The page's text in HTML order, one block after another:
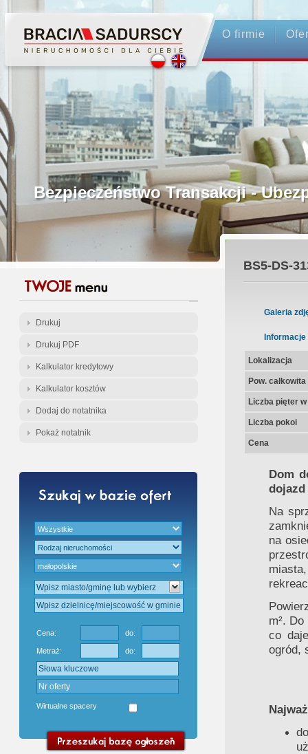
O firmie
Profesjonalne Pośrednictwo
Bezpieczeństwo Transakcji -
Licencjonowani Pośrednicy
Gwarancja Zwrotu Zadatku
Gratis - Przedwstępna Umowa
Drukuj
Drukuj PDF
Kalkulator kredytowy
Kalkulator kosztów
Dodaj do notatnika
Pokaż notatnik
Cena: do:
Metraż: do:
Wirtualne spacery
BS5-DS-
Galeria
Informacje
Lokalizacja
Pow.
Liczba pięter
Liczba pokoi
Cena
Dom
Na
na
m².
co
ogród,